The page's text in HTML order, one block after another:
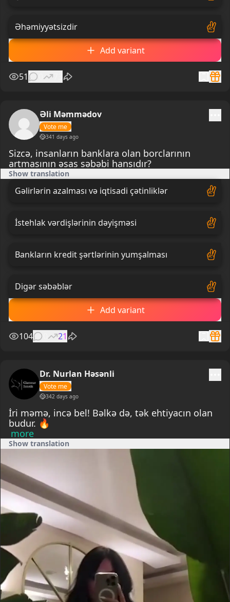
Əhəmiyyətsizdir
Add variant
51
Əli Məmmədov
Vote me
341 days ago
Sizcə, insanların banklara olan borclarının
artmasının əsas səbəbi hansıdır?
Show translation
Gəlirlərin azalması və iqtisadi çətinliklər
İstehlak vərdişlərinin dəyişməsi
Bankların kredit şərtlərinin yumşalması
Digər səbəblər
Add variant
104 21
Dr. Nurlan Həsənli
Vote me
342 days ago
İri məmə, incə bel! Bəlkə də, tək ehtiyacın olan
more
Show translation